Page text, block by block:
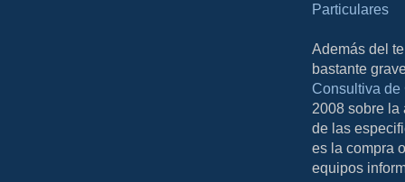
Particulares
Además del
bastante
Consultiva de
2008 sobre
de las
es la compra
equipos